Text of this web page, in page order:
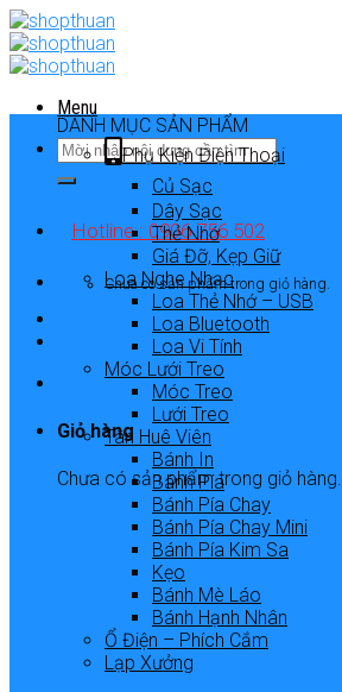
Skip
to
content
Menu
Hotline : 0906 756 502
Chưa có sản phẩm trong giỏ hàng.
Giỏ hàng
Chưa có sản phẩm trong giỏ hàng.
DANH MỤC SẢN PHẨM
Phụ Kiện Điện Thoại
Củ Sạc
Dây Sạc
Thẻ Nhớ
Giá Đỡ, Kẹp Giữ
Loa Nghe Nhạc
Loa Thẻ Nhớ – USB
Loa Bluetooth
Loa Vi Tính
Móc Lưới Treo
Móc Treo
Lưới Treo
Tân Huê Viên
Bánh In
Bánh Pía
Bánh Pía Chay
Bánh Pía Chay Mini
Bánh Pía Kim Sa
Kẹo
Bánh Mè Láo
Bánh Hạnh Nhân
Ổ Điện – Phích Cắm
Lạp Xưởng